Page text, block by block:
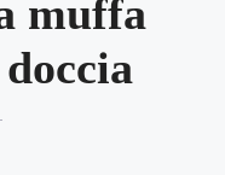
muffa